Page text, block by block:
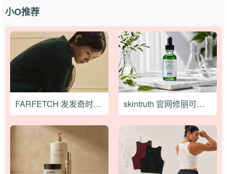
小O推荐
FARFETCH 发发奇时尚大促低至3折+满享额外8折 skintruth 官网修丽可独立日大促：全线75折+3倍积分